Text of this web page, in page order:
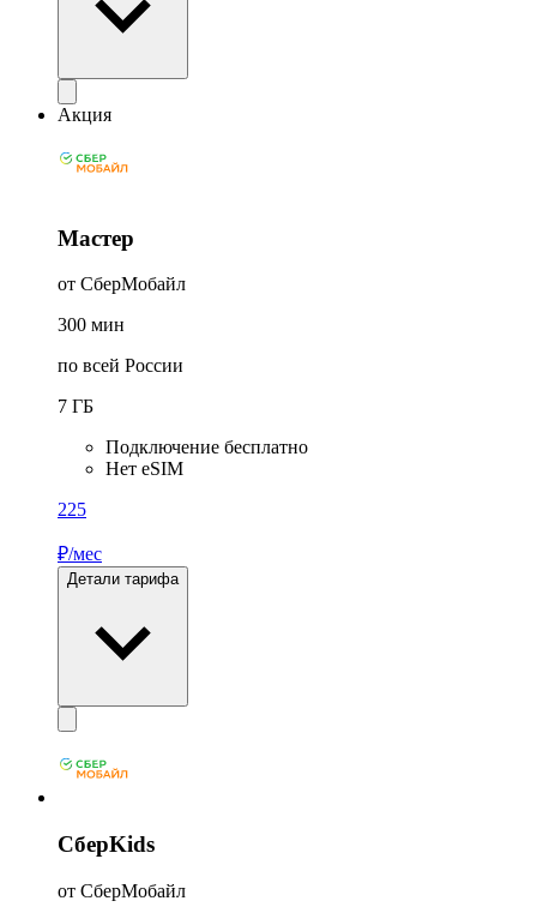
Акция
Мастер
от СберМобайл
300 мин
по всей России
7 ГБ
Подключение бесплатно
Нет eSIM
225
₽/мес
Детали тарифа
СберKids
от СберМобайл